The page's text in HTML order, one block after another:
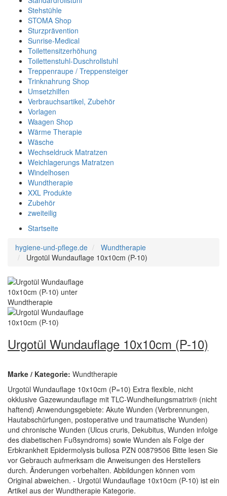
Stehstühle
STOMA Shop
Sturzprävention
Sunrise-Medical
Toilettensitzerhöhung
Toilettenstuhl-Duschrollstuhl
Treppenraupe / Treppensteiger
Trinknahrung Shop
Umsetzhilfen
Verbrauchsartikel, Zubehör
Vorlagen
Waagen Shop
Wärme Therapie
Wäsche
Wechseldruck Matratzen
Weichlagerungs Matratzen
Windelhosen
Wundtherapie
XXL Produkte
Zubehör
zweiteilig
Startseite
hygiene-und-pflege.de
Wundtherapie
Urgotül Wundauflage 10x10cm (P-10)
Urgotül Wundauflage 10x10cm (P-10)
Marke / Kategorie: Wundtherapie
Urgotül Wundauflage 10x10cm (P=10) Extra flexible, nicht
okklusive Gazewundauflage mit TLC-Wundheilungsmatrix® (nicht
haftend) Anwendungsgebiete: Akute Wunden (Verbrennungen,
Hautabschürfungen, postoperative und traumatische Wunden)
und chronische Wunden (Ulcus cruris, Dekubitus, Wunden infolge
des diabetischen Fußsyndroms) sowie Wunden als Folge der
Erbkrankheit Epidermolysis bullosa PZN 00879506 Bitte lesen Sie
vor Gebrauch aufmerksam die Anweisungen des Herstellers
durch. Änderungen vorbehalten. Abbildungen können vom
Original abweichen. - Urgotül Wundauflage 10x10cm (P-10) ist ein
Artikel aus der Wundtherapie Kategorie.